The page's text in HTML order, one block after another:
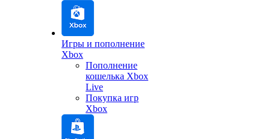
Игры и пополнение
Xbox
Пополнение
кошелька Xbox
Live
Покупка игр
Xbox